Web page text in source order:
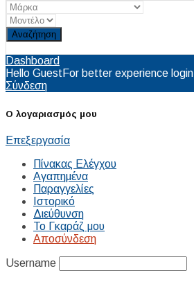
Dashboard
Hello Guest For better experience login
Σύνδεση
Ο λογαριασμός μου
Επεξεργασία
Πίνακας Ελέγχου
Αγαπημένα
Παραγγελίες
Ιστορικό
Διεύθυνση
Το Γκαράζ μου
Αποσύνδεση
Username